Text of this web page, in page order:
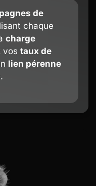
de
chaque
charge
vos taux de
lien pérenne